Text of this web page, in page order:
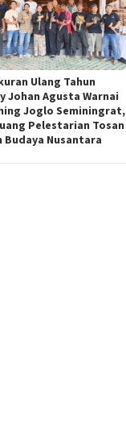
Ulang Tahun
Johan Agusta Warnai
Joglo Seminingrat,
Pelestarian Tosan
Budaya Nusantara